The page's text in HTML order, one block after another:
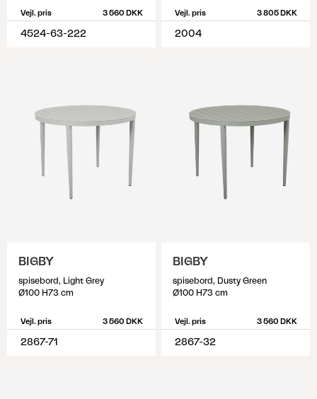
Vejl. pris 3 560 DKK
4524-63-222
Vejl. pris 3 805 DKK
2004
BIGBY
spisebord, Light Grey
Ø100 H73 cm
Vejl. pris 3 560 DKK
2867-71
BIGBY
spisebord, Dusty Green
Ø100 H73 cm
Vejl. pris 3 560 DKK
2867-32